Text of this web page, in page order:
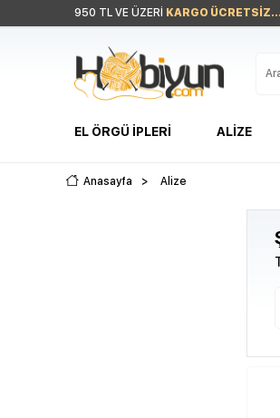
950 TL VE ÜZERİ KARGO
EL ÖRGÜ İPLERI ALIZE
Anasayfa > Alize